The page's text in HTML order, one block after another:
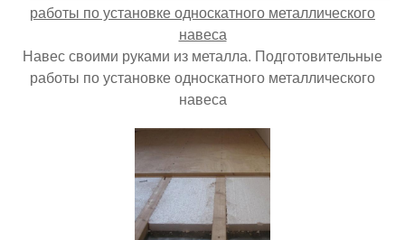
Навес своими руками из металла. Подготовительные
работы по установке односкатного металлического
навеса